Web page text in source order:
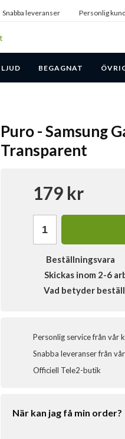
Snabba leveranser Personlig
LJUD BEGAGNAT
Puro - Samsung
Transparent
179 kr
Beställningsvara
Skickas inom 2-6
Vad betyder
Personlig service från vår
Snabba leveranser från
Officiell Tele2-butik
När kan jag få min order?